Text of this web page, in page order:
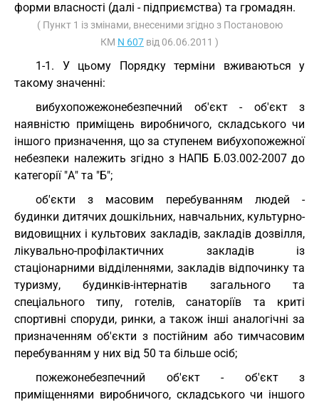
форми власності (далі - підприємства) та громадян.
( Пункт 1 із змінами, внесеними згідно з Постановою
КМ N 607 від 06.06.2011 )
1-1. У цьому Порядку терміни вживаються у
такому значенні:
вибухопожежонебезпечний об'єкт - об'єкт з
наявністю приміщень виробничого, складського чи
іншого призначення, що за ступенем вибухопожежної
небезпеки належить згідно з НАПБ Б.03.002-2007 до
категорії "А" та "Б";
об'єкти з масовим перебуванням людей -
будинки дитячих дошкільних, навчальних, культурно-
видовищних і культових закладів, закладів дозвілля,
лікувально-профілактичних закладів із
стаціонарними відділеннями, закладів відпочинку та
туризму, будинків-інтернатів загального та
спеціального типу, готелів, санаторіїв та криті
спортивні споруди, ринки, а також інші аналогічні за
призначенням об'єкти з постійним або тимчасовим
перебуванням у них від 50 та більше осіб;
пожежонебезпечний об'єкт - об'єкт з
приміщеннями виробничого, складського чи іншого